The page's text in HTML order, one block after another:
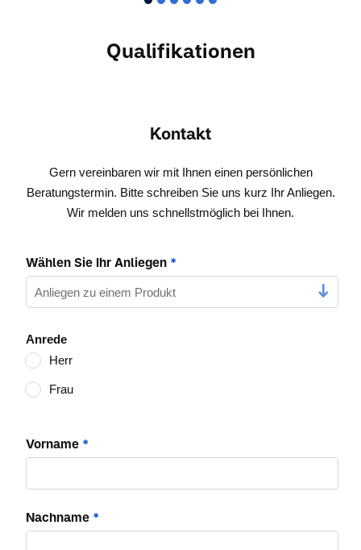
Qualifikationen
Kontakt
Gern vereinbaren wir mit Ihnen einen persönlichen
Beratungstermin. Bitte schreiben Sie uns kurz Ihr Anliegen.
Wir melden uns schnellstmöglich bei Ihnen.
Wählen Sie Ihr Anliegen *
Anrede
Herr
Frau
Vorname *
Nachname *